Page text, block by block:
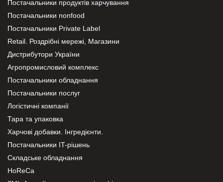
Постачальники продуктів харчування
Постачальники nonfood
Постачальники Private Label
Retail. Роздрібні мережі, Магазини
Дистрибутори України
Агропромисловий комплекс
Постачальники обладнання
Постачальники послуг
Логістичні компанії
Тара та упаковка
Харчові добавки. Інгредієнти.
Постачальники IT-рішень
Складське обладнання
HoReCa